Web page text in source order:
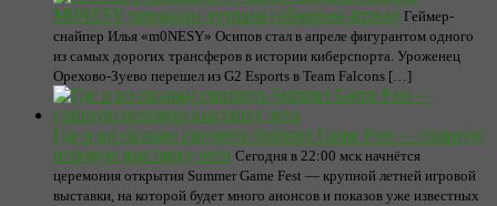
M0NESY признали лучшим геймером апреля Геймер-
снайпер Илья «m0NESY» Осипов стал в апреле фигурантом одного
из самых дорогих трансферов в истории киберспорта. Уроженец
Орехово-Зуево перешел из G2 Esports в Team Falcons […]
Где и во сколько смотреть Summer Game Fest — главную
игровую выставку лета Сегодня в 22:00 мск начнётся
церемония открытия Summer Game Fest — крупной летней игровой
выставки, на которой будет много анонсов и показов уже известных